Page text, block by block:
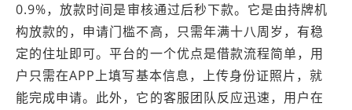
0.9%，放款时间是审核通过后秒下款。它是由持牌机
构放款的，申请门槛不高，只需年满十八周岁，有稳
定的住址即可。平台的一个优点是借款流程简单，用
户只需在APP上填写基本信息，上传身份证照片，就
能完成申请。此外，它的客服团队反应迅速，用户在